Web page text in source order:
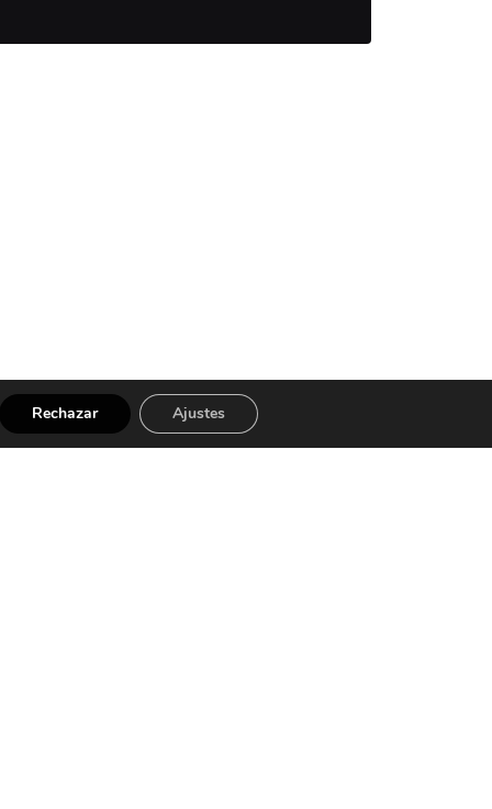
Rechazar Ajustes